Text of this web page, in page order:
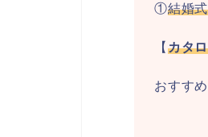
①結婚
【 カタ
おすすめ